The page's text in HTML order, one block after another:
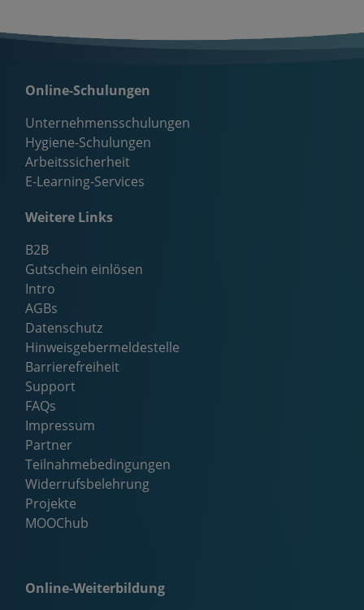
Online-Schulungen
Unternehmensschulungen
Hygiene-Schulungen
Arbeitssicherheit
E-Learning-Services
Weitere Links
B2B
Gutschein einlösen
Intro
AGBs
Datenschutz
Hinweisgebermeldestelle
Barrierefreiheit
Support
FAQs
Impressum
Partner
Teilnahmebedingungen
Widerrufsbelehrung
Projekte
MOOChub
Online-Weiterbildung